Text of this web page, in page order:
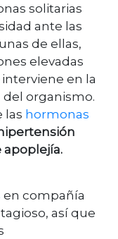
solitarias
ante las
de ellas,
elevadas
en la
del organismo.
las hormonas
apoplejía.
en compañía
así que